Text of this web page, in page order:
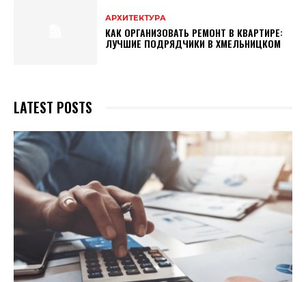
АРХИТЕКТУРА
КАК ОРГАНИЗОВАТЬ РЕМОНТ В КВАРТИРЕ:
ЛУЧШИЕ ПОДРЯДЧИКИ В ХМЕЛЬНИЦКОМ
LATEST POSTS